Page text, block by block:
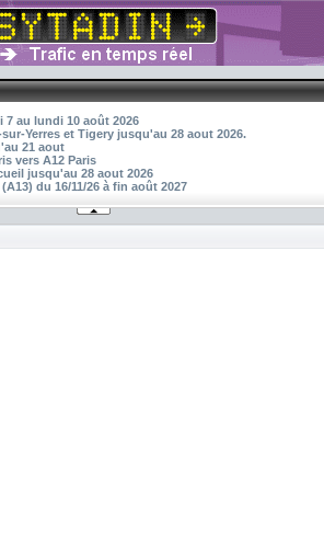
au lundi 10 août 2026
Yerres et Tigery jusqu'au 28 aout 2026.
21 aout
vers A12 Paris
jusqu'au 28 aout 2026
du 16/11/26 à fin août 2027